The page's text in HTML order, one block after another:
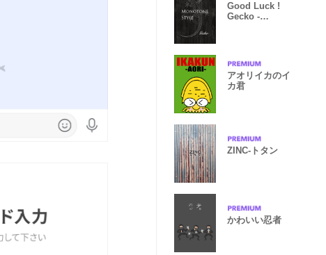
Good Luck !
Gecko -
アオリイカのイ
カ君
ZINC-トタン
かわいい忍者